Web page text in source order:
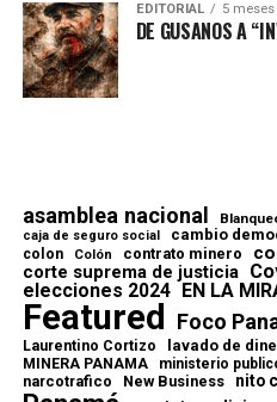
EDITORIAL 5 meses
DE GUSANOS A
asamblea nacional
caja de seguro social cambio
colon Colón contrato minero
corte suprema de justicia
elecciones 2024 EN LA
Featured Foco
Laurentino Cortizo lavado de
MINERA PANAMA ministerio
narcotrafico New Business nito